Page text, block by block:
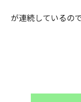
が連続しているの